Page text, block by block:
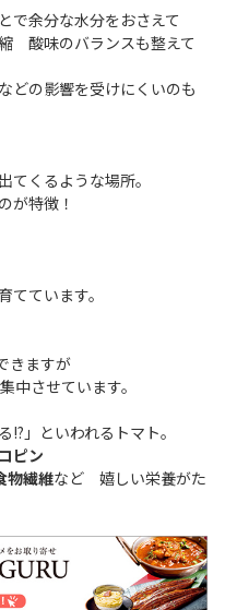
で余分な水分をおさえて
酸味のバランスも整えて
どの影響を受けにくいのも
てくるような場所。
が特徴！
ています。
きますが
させています。
!?」といわれるトマト。
ピン
物繊維など 嬉しい栄養がた